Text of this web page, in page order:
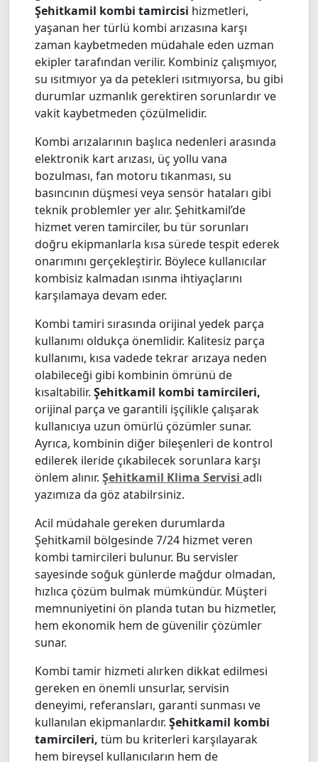
Şehitkamil kombi tamircisi hizmetleri,
yaşanan her türlü kombi arızasına karşı
zaman kaybetmeden müdahale eden uzman
ekipler tarafından verilir. Kombiniz çalışmıyor,
su ısıtmıyor ya da petekleri ısıtmıyorsa, bu gibi
durumlar uzmanlık gerektiren sorunlardır ve
vakit kaybetmeden çözülmelidir.
Kombi arızalarının başlıca nedenleri arasında
elektronik kart arızası, üç yollu vana
bozulması, fan motoru tıkanması, su
basıncının düşmesi veya sensör hataları gibi
teknik problemler yer alır. Şehitkamil’de
hizmet veren tamirciler, bu tür sorunları
doğru ekipmanlarla kısa sürede tespit ederek
onarımını gerçekleştirir. Böylece kullanıcılar
kombisiz kalmadan ısınma ihtiyaçlarını
karşılamaya devam eder.
Kombi tamiri sırasında orijinal yedek parça
kullanımı oldukça önemlidir. Kalitesiz parça
kullanımı, kısa vadede tekrar arızaya neden
olabileceği gibi kombinin ömrünü de
kısaltabilir. Şehitkamil kombi tamircileri,
orijinal parça ve garantili işçilikle çalışarak
kullanıcıya uzun ömürlü çözümler sunar.
Ayrıca, kombinin diğer bileşenleri de kontrol
edilerek ileride çıkabilecek sorunlara karşı
önlem alınır. Şehitkamil Klima Servisi adlı
yazımıza da göz atabilrsiniz.
Acil müdahale gereken durumlarda
Şehitkamil bölgesinde 7/24 hizmet veren
kombi tamircileri bulunur. Bu servisler
sayesinde soğuk günlerde mağdur olmadan,
hızlıca çözüm bulmak mümkündür. Müşteri
memnuniyetini ön planda tutan bu hizmetler,
hem ekonomik hem de güvenilir çözümler
sunar.
Kombi tamir hizmeti alırken dikkat edilmesi
gereken en önemli unsurlar, servisin
deneyimi, referansları, garanti sunması ve
kullanılan ekipmanlardır. Şehitkamil kombi
tamircileri, tüm bu kriterleri karşılayarak
hem bireysel kullanıcıların hem de